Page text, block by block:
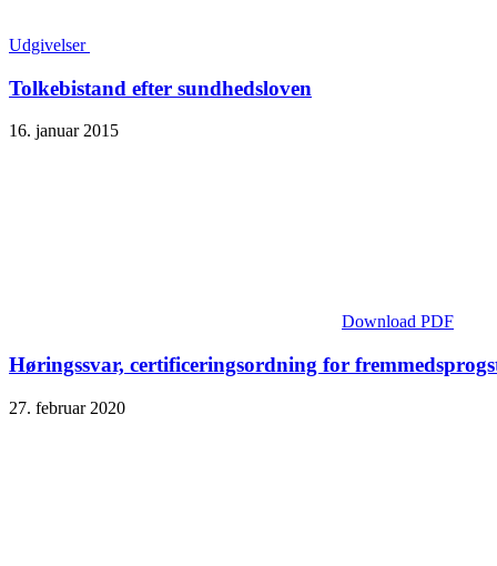
Udgivelser
Tolkebistand efter sundhedsloven
16. januar 2015
Download PDF
Høringssvar, certificeringsordning for
27. februar 2020